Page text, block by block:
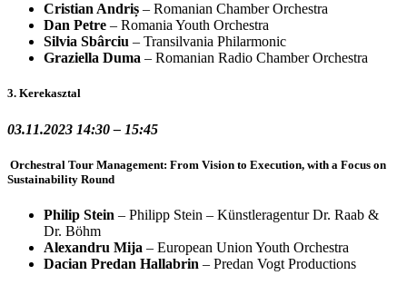
Cristian Andriș – Romanian Chamber Orchestra
Dan Petre – Romania Youth Orchestra
Silvia Sbârciu – Transilvania Philarmonic
Graziella Duma – Romanian Radio Chamber Orchestra
3. Kerekasztal
03.11.2023 14:30 – 15:45
Orchestral Tour Management: From Vision to Execution, with a Focus on
Sustainability Round
Philip Stein – Philipp Stein – Künstleragentur Dr. Raab &
Dr. Böhm
Alexandru Mija – European Union Youth Orchestra
Dacian Predan Hallabrin – Predan Vogt Productions